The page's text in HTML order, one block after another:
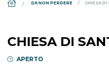
DA NON PERDERE CHIESA DI
CHIESA DI
APERTO